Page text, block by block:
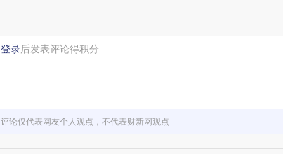
登录后发表评论得积分
评论仅代表网友个人观点，不代表财新网观点